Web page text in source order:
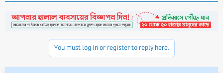
t
i
You must log in or register to reply here.